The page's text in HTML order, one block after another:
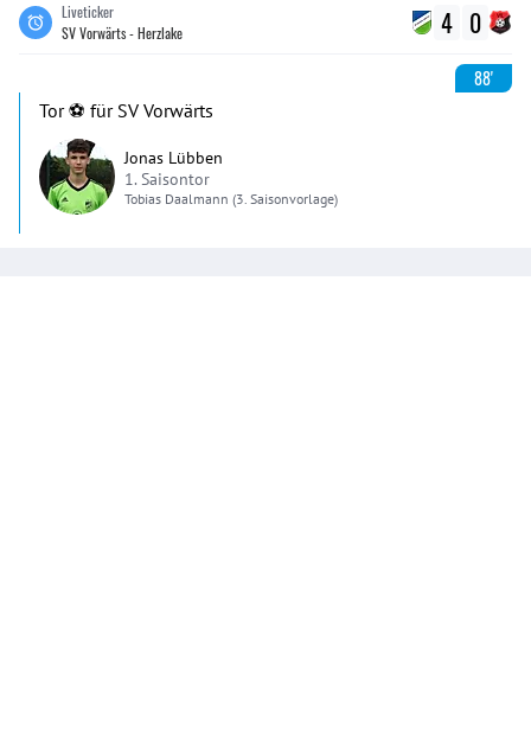
Liveticker
SV Vorwärts - Herzlake
4 0
88'
Tor ⚽️ für SV Vorwärts
Jonas Lübben
1. Saisontor
Tobias Daalmann (3. Saisonvorlage)